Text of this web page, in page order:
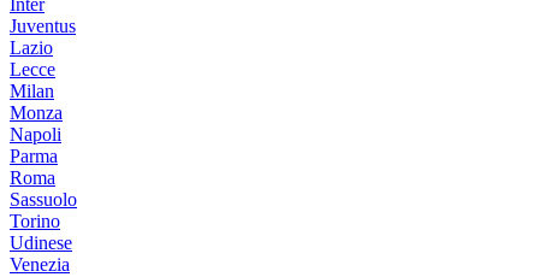
Inter
Juventus
Lazio
Lecce
Milan
Monza
Napoli
Parma
Roma
Sassuolo
Torino
Udinese
Venezia